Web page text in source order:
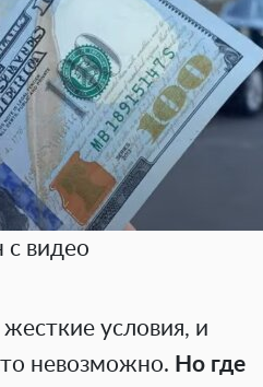
с видео
условия, и
невозможно. Но где